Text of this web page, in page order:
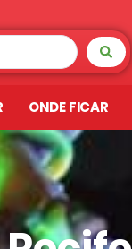
ONDE FICAR